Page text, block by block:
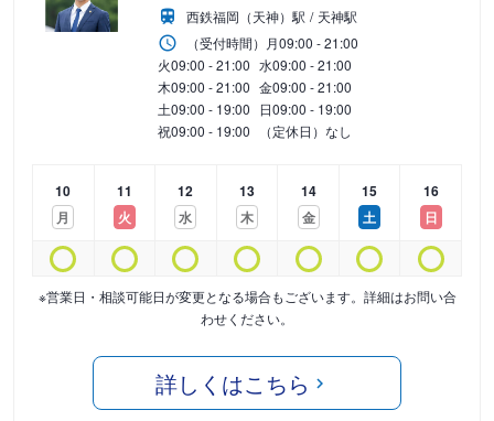
西鉄福岡（天神）駅
天神駅
（受付時間） 月09:00 - 21:00
火09:00 - 21:00 水09:00 - 21:00
木09:00 - 21:00 金09:00 - 21:00
土09:00 - 19:00 日09:00 - 19:00
祝09:00 - 19:00 （定休日）なし
10
月
11
火
12
水
13
木
14
金
15
土
16
日
※営業日・相談可能日が変更となる場合もございます。詳細はお問い合
わせください。
詳しくはこちら